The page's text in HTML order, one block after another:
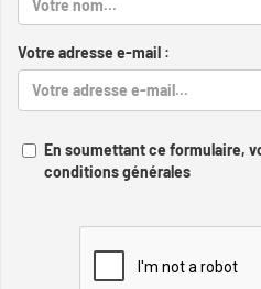
Votre adresse e-mail :
En soumettant ce formulaire,
conditions générales